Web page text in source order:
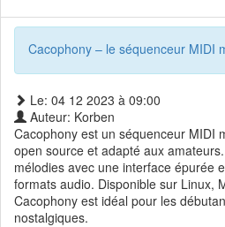
Cacophony – le séquenceur MIDI
Le: 04 12 2023 à 09:00
Auteur: Korben
Cacophony est un séquenceur MIDI
open source et adapté aux
mélodies avec une interface épurée
formats audio. Disponible sur Linux,
Cacophony est idéal pour les
nostalgiques.